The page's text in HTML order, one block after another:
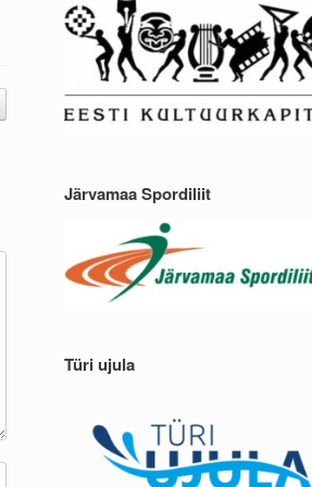
Järvamaa Spordiliit
Türi ujula